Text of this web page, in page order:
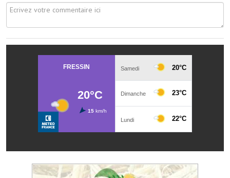
Autres groupements
L'office de tourisme
Le conseil départemental
Services publics intercommunaux